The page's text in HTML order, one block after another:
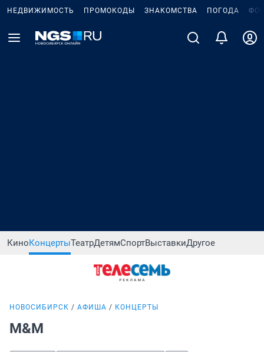
НЕДВИЖИМОСТЬ ПРОМОКОДЫ ЗНАКОМСТВА ПОГОДА
КиноКонцертыТеатрДетямСпортВыставкиДругое
НОВОСИБИРСК АФИША КОНЦЕРТЫ
М&М